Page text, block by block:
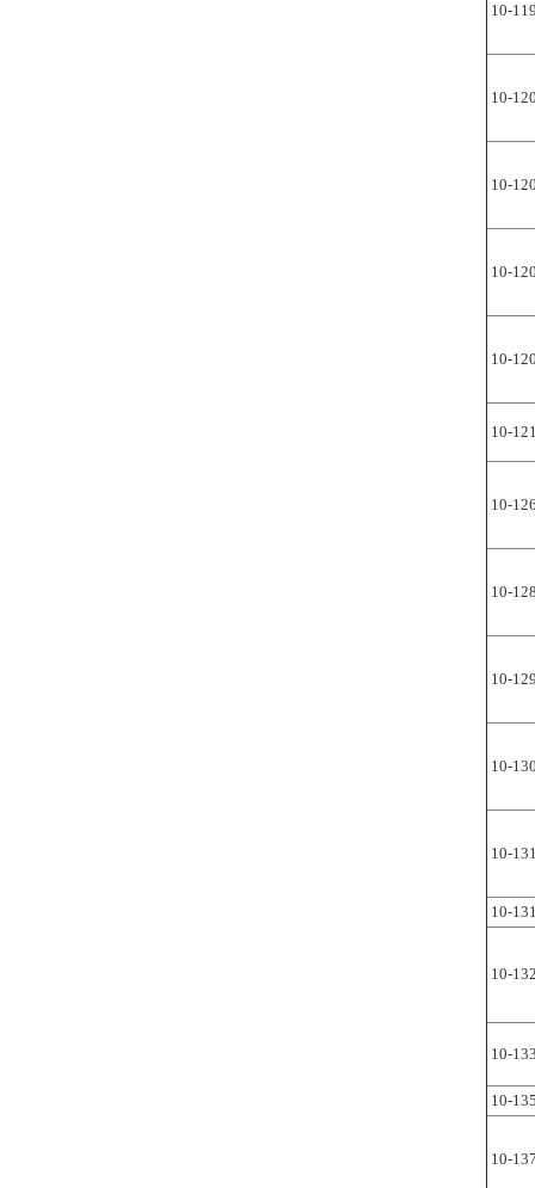
10-
10-
10-
10-
10-
10-
10-
10-
10-
10-
10-
10-
10-
10-
10-
10-